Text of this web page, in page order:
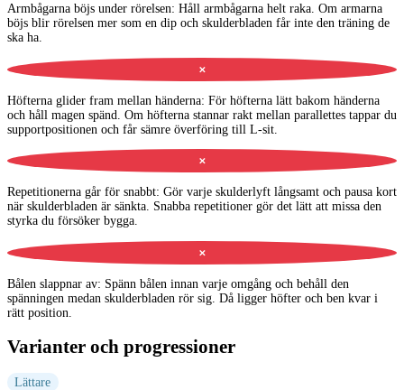
Armbågarna böjs under rörelsen: Håll armbågarna helt raka. Om armarna
böjs blir rörelsen mer som en dip och skulderbladen får inte den träning de
ska ha.
✕
Höfterna glider fram mellan händerna: För höfterna lätt bakom händerna
och håll magen spänd. Om höfterna stannar rakt mellan parallettes tappar du
supportpositionen och får sämre överföring till L-sit.
✕
Repetitionerna går för snabbt: Gör varje skulderlyft långsamt och pausa kort
när skulderbladen är sänkta. Snabba repetitioner gör det lätt att missa den
styrka du försöker bygga.
✕
Bålen slappnar av: Spänn bålen innan varje omgång och behåll den
spänningen medan skulderbladen rör sig. Då ligger höfter och ben kvar i
rätt position.
Varianter och progressioner
Lättare